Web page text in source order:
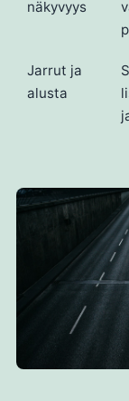
näkyvyys
Jarrut ja
alusta